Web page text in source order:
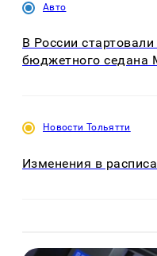
Авто
В России
бюджетного седана
Новости Тольятти
Изменения в